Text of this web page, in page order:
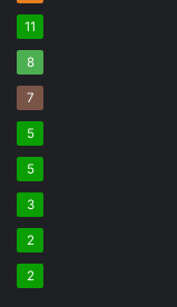
11
8
7
5
5
3
2
2